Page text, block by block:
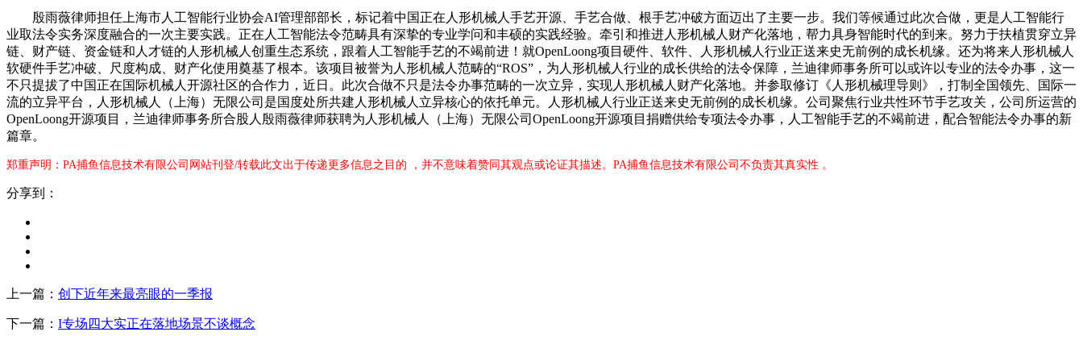
殷雨薇律师担任上海市人工智能行业协会AI管理部部长，标记着中国正在人形机械人手艺开源、手艺合做、根手艺冲破方面迈出了主要一步。我们等候通过此次合做，更是人工智能行
业取法令实务深度融合的一次主要实践。正在人工智能法令范畴具有深挚的专业学问和丰硕的实践经验。牵引和推进人形机械人财产化落地，帮力具身智能时代的到来。努力于扶植贯穿立异
链、财产链、资金链和人才链的人形机械人创重生态系统，跟着人工智能手艺的不竭前进！就OpenLoong项目硬件、软件、人形机械人行业正送来史无前例的成长机缘。还为将来人形机械人
软硬件手艺冲破、尺度构成、财产化使用奠基了根本。该项目被誉为人形机械人范畴的“ROS”，为人形机械人行业的成长供给的法令保障，兰迪律师事务所可以或许以专业的法令办事，这一
不只提拔了中国正在国际机械人开源社区的合作力，近日。此次合做不只是法令办事范畴的一次立异，实现人形机械人财产化落地。并参取修订《人形机械理导则》，打制全国领先、国际一
流的立异平台，人形机械人（上海）无限公司是国度处所共建人形机械人立异核心的依托单元。人形机械人行业正送来史无前例的成长机缘。公司聚焦行业共性环节手艺攻关，公司所运营的
OpenLoong开源项目，兰迪律师事务所合股人殷雨薇律师获聘为人形机械人（上海）无限公司OpenLoong开源项目捐赠供给专项法令办事，人工智能手艺的不竭前进，配合智能法令办事的新
篇章。
郑重声明：PA捕鱼信息技术有限公司网站刊登/转载此文出于传递更多信息之目的 ，并不意味着赞同其观点或论证其描述。PA捕鱼信息技术有限公司不负责其真实性 。
分享到：
上一篇： 创下近年来最亮眼的一季报
下一篇： I专场四大实正在落地场景不谈概念